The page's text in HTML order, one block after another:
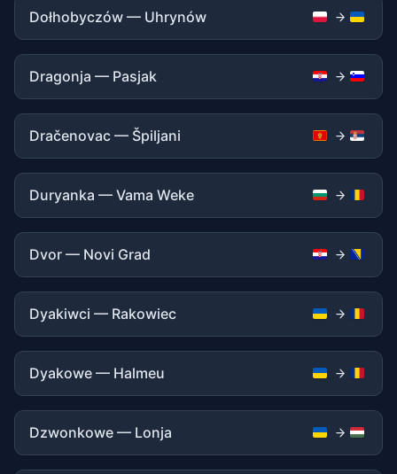
Dołhobyczów — Uhrynów
Dragonja — Pasjak
Dračenovac — Špiljani
Duryanka — Vama Weke
Dvor — Novi Grad
Dyakiwci — Rakowiec
Dyakowe — Halmeu
Dzwonkowe — Lonja